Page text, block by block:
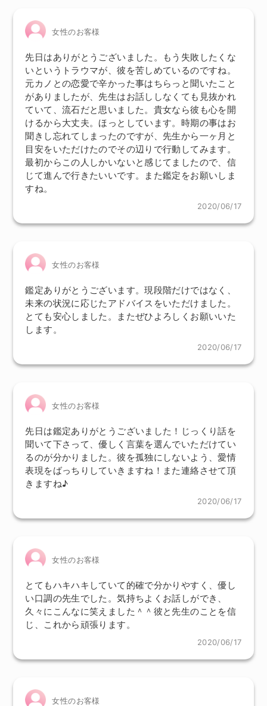
女性のお客様
先日はありがとうございました。もう失敗したくな
いというトラウマが、彼を苦しめているのですね。
元カノとの恋愛で辛かった事はちらっと聞いたこと
がありましたが、先生はお話ししなくても見抜かれ
ていて、流石だと思いました。貴女なら彼も心を開
けるから大丈夫。ほっとしています。時期の事はお
聞きし忘れてしまったのですが、先生から一ヶ月と
目安をいただけたのでその辺りで行動してみます。
最初からこの人しかいないと感じてましたので、信
じて進んで行きたいいです。また鑑定をお願いしま
すね。
2020/06/17
女性のお客様
鑑定ありがとうございます。現段階だけではなく、
未来の状況に応じたアドバイスをいただけました。
とても安心しました。またぜひよろしくお願いいた
します。
2020/06/17
女性のお客様
先日は鑑定ありがとうございました！じっくり話を
聞いて下さって、優しく言葉を選んでいただけてい
るのが分かりました。彼を孤独にしないよう、愛情
表現をばっちりしていきますね！また連絡させて頂
きますね♪
2020/06/17
女性のお客様
とてもハキハキしていて的確で分かりやすく、優し
い口調の先生でした。気持ちよくお話しができ、
久々にこんなに笑えました＾＾彼と先生のことを信
じ、これから頑張ります。
2020/06/17
女性のお客様